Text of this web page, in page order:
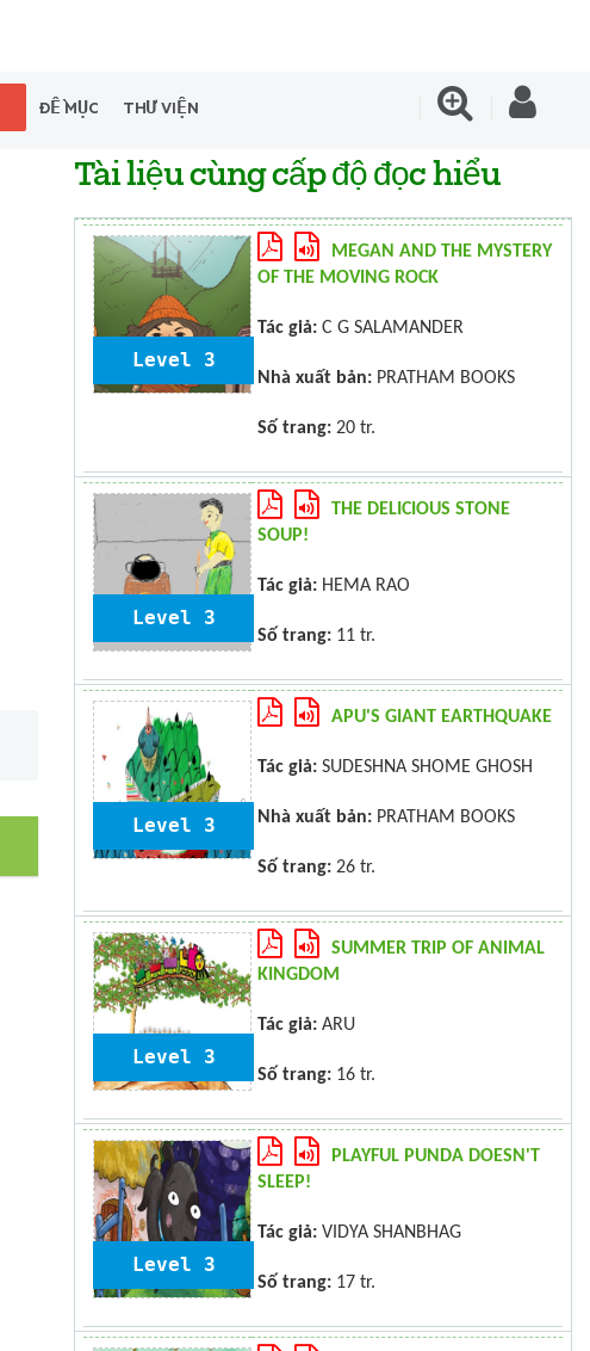
ĐỀ MỤC THƯ VIỆN
Tài liệu cùng cấp độ đọc hiểu
Level 3
MEGAN AND THE MYSTERY
OF THE MOVING ROCK
Tác giả: C G SALAMANDER
Nhà xuất bản: PRATHAM BOOKS
Số trang: 20 tr.
Level 3
THE DELICIOUS STONE
SOUP!
Tác giả: HEMA RAO
Số trang: 11 tr.
Level 3
APU'S GIANT EARTHQUAKE
Tác giả: SUDESHNA SHOME GHOSH
Nhà xuất bản: PRATHAM BOOKS
Số trang: 26 tr.
Level 3
SUMMER TRIP OF ANIMAL
KINGDOM
Tác giả: ARU
Số trang: 16 tr.
Level 3
PLAYFUL PUNDA DOESN'T
SLEEP!
Tác giả: VIDYA SHANBHAG
Số trang: 17 tr.